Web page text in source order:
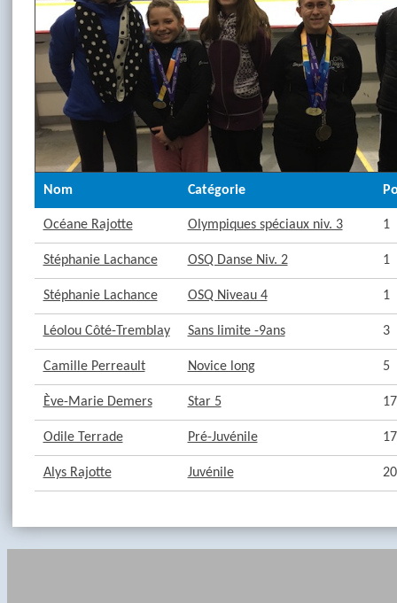
Nom Catégorie
Océane Rajotte Olympiques spéciaux niv. 3 1
Stéphanie Lachance OSQ Danse Niv. 2 1
Stéphanie Lachance OSQ Niveau 4 1
Léolou Côté-Tremblay Sans limite -9ans 3
Camille Perreault Novice long 5
Ève-Marie Demers Star 5 17
Odile Terrade Pré-Juvénile 17
Alys Rajotte Juvénile 20